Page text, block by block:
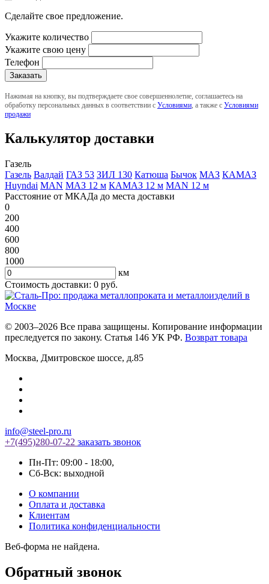
Сделайте свое предложение.
Укажите количество
Укажите свою цену
Телефон
Нажимая на кнопку, вы подтверждаете свое совершеннолетие, соглашаетесь на
обработку персональных данных в соответствии с Условиями , а также с Условиями
продажи
Калькулятор доставки
Газель
Газель Валдай ГАЗ 53 ЗИЛ 130 Катюша Бычок МАЗ КАМАЗ
Huyndai MAN МАЗ 12 м КАМАЗ 12 м MAN 12 м
Расстояние от МКАДа до места доставки
0
200
400
600
800
1000
км
Стоимость доставки: 0 руб.
© 2003–2026 Все права защищены. Копирование информации
преследуется по закону. Статья 146 УК РФ. Возврат товара
Москва, Дмитровское шоссе, д.85
info@steel-pro.ru
+7(495)280-07-22 заказать звонок
Пн-Пт: 09:00 - 18:00,
Cб-Вск: выходной
О компании
Оплата и доставка
Клиентам
Политика конфиденциальности
Веб-форма не найдена.
Обратный звонок